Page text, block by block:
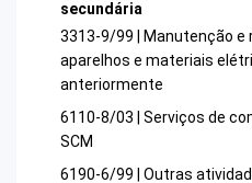
secundária
3313-9/99 | Manutenção e
aparelhos e materiais
anteriormente
6110-8/03 | Serviços de
SCM
6190-6/99 | Outras